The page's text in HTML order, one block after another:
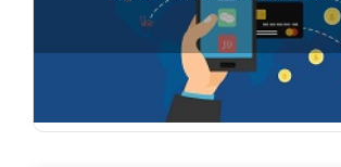
快速入门教程 [智慧门店/社交商城]